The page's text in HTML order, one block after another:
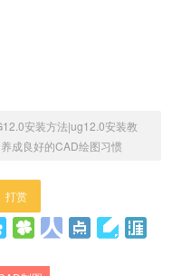
安装方法|ug12.0安装教
养成良好的CAD绘图习惯
打赏